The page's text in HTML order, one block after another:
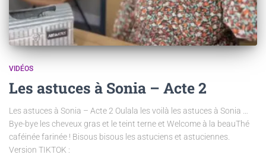
VIDÉOS
Les astuces à Sonia – Acte 2
Les astuces à Sonia – Acte 2 Oulala les voilà les astuces à Sonia …
Bye-bye les cheveux gras et le teint terne et Welcome à la beauThé
caféinée farinée ! Bisous bisous les astuciens et astuciennes.
Version TIKTOK :